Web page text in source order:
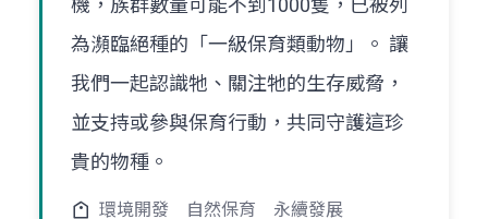
機，族群數量可能不到1000隻，已被列
為瀕臨絕種的「一級保育類動物」。 讓
我們一起認識牠、關注牠的生存威脅，
並支持或參與保育行動，共同守護這珍
貴的物種。
環境開發 自然保育 永續發展